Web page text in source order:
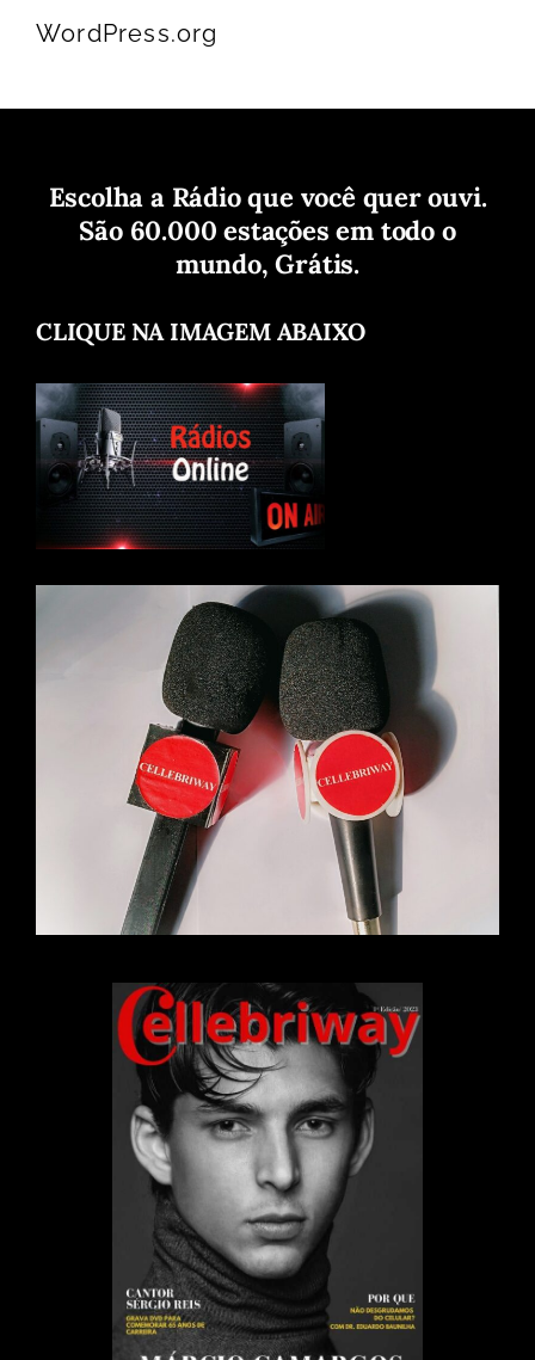
WordPress.org
Escolha a Rádio que você quer ouvi.
São 60.000 estações em todo o
mundo, Grátis.
CLIQUE NA IMAGEM ABAIXO